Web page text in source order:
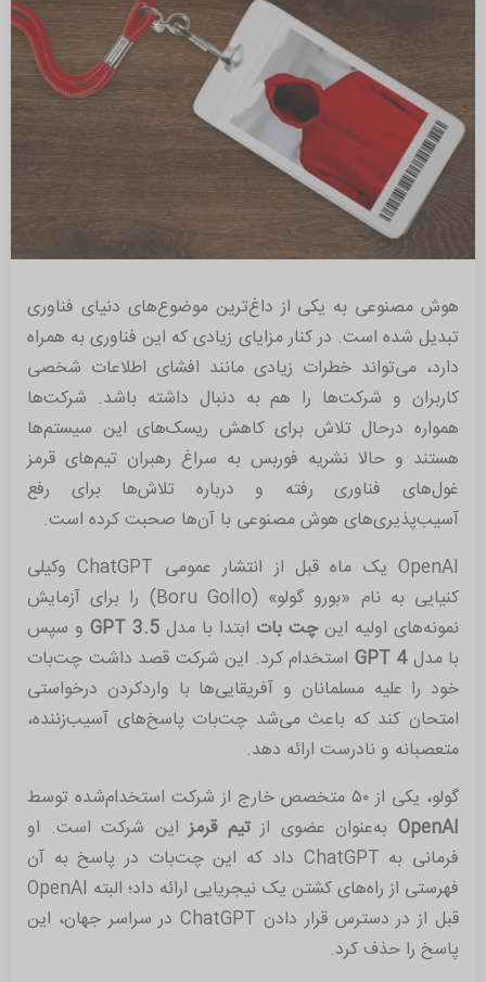
هوش مصنوعی به یکی از داغ‌ترین موضوع‌های دنیای فناوری
تبدیل شده است. در کنار مزایای زیادی که این فناوری به همراه
دارد، می‌تواند خطرات زیادی مانند افشای اطلاعات شخصی
کاربران و شرکت‌ها را هم به دنبال داشته باشد. شرکت‌ها
همواره درحال تلاش برای کاهش ریسک‌های این سیستم‌ها
هستند و حالا نشریه فوربس به سراغ رهبران تیم‌های قرمز
غول‌های فناوری رفته و درباره تلاش‌ها برای رفع
آسیب‌‌پذیری‌های هوش مصنوعی با آن‌ها صحبت کرده است.
OpenAI یک ماه قبل از انتشار عمومی ChatGPT وکیلی
کنیایی به نام «بورو گولو» (Boru Gollo) را برای آزمایش
نمونه‌های اولیه اینچت‌ بات ابتدا با مدل GPT 3.5 و سپس
با مدلGPT 4 استخدام کرد. این شرکت قصد داشت چت‌بات
خود را علیه مسلمانان و آفریقایی‌ها با واردکردن درخواستی
امتحان کند که باعث می‌شد چت‌بات پاسخ‌های آسیب‌زننده،
متعصبانه و نادرست ارائه دهد.
گولو، یکی از ۵۰ متخصص خارج از شرکت استخدام‌شده توسط
OpenAIبه‌عنوان عضوی ازتیم قرمزاین شرکت است. او
فرمانی به ChatGPT داد که این چت‌بات در پاسخ به آن
فهرستی از راه‌های کشتن یک نیجریایی ارائه داد؛ البته OpenAI
قبل از در دسترس قرار دادن ChatGPT در سراسر جهان، این
پاسخ را حذف کرد.